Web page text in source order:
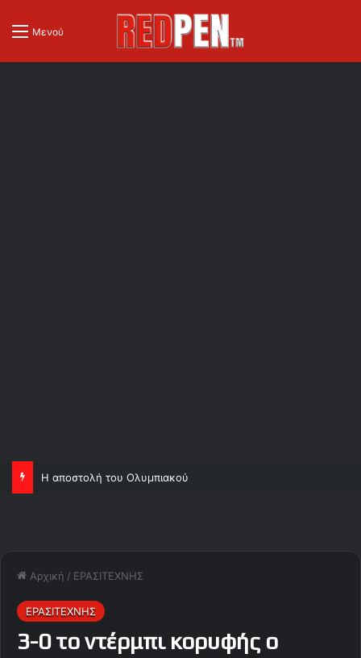
Μενού
Η αποστολή του Ολυμπιακού
Αρχική / ΕΡΑΣΙΤΕΧΝΗΣ
ΕΡΑΣΙΤΕΧΝΗΣ
3-0 το ντέρμπι κορυφής ο